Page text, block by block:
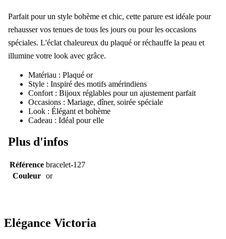
Parfait pour un style bohème et chic, cette parure est idéale pour
rehausser vos tenues de tous les jours ou pour les occasions
spéciales. L'éclat chaleureux du plaqué or réchauffe la peau et
illumine votre look avec grâce.
Matériau : Plaqué or
Style : Inspiré des motifs amérindiens
Confort : Bijoux réglables pour un ajustement parfait
Occasions : Mariage, dîner, soirée spéciale
Look : Élégant et bohème
Cadeau : Idéal pour elle
Plus d'infos
Référence bracelet-127
Couleur or
Elégance Victoria